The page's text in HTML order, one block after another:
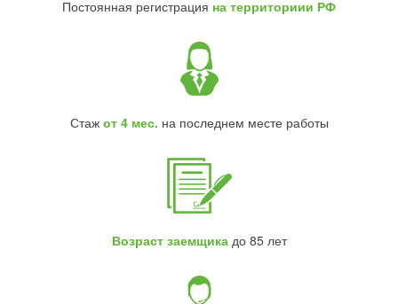
Постоянная регистрация на территориии РФ
Стаж от 4 мес. на последнем месте работы
Возраст заемщикадо 85 лет